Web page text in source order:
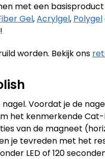
met een basisproduct
Gel,Acrylgel, Polygel
worden. Bekijk ons
Voordat je de
het kenmerkende
van de magneet
je tevreden met het
LED of 120